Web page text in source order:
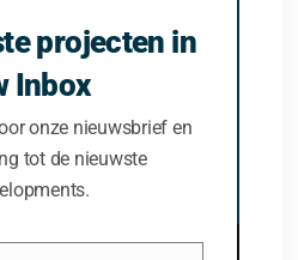
projecten in
Inbox
onze nieuwsbrief en
tot de nieuwste